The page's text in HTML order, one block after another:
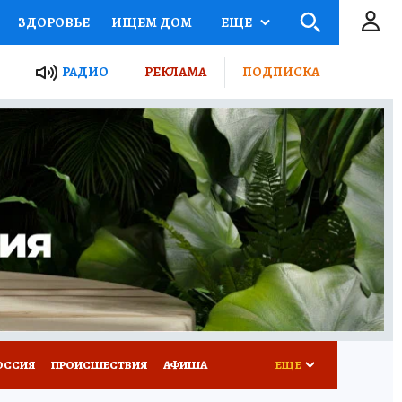
ЗДОРОВЬЕ ИЩЕМ ДОМ
ПРОЕКТЫ РОССИИ
ПУТЕВОДИТЕЛЬ
ТУРИЗМ
ПОТРЕБИТЕЛЯ ВСЕ О КП
ЕЩЕ
РАДИО РЕКЛАМА ПОДПИСКА
ПРОИСШЕСТВИЯ АФИША ЕЩЕ